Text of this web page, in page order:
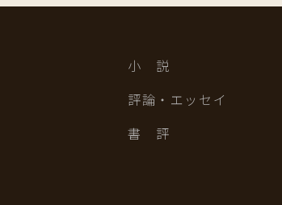
小 説
評論・エッセイ
書 評